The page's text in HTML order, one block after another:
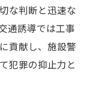
るために必要
験歓迎の理由
築くポイント
な判断と迅速な
通誘導では工事
貢献し、施設警
犯罪の抑止力と